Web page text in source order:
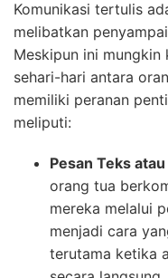
Komunikasi tertulis
melibatkan
Meskipun ini mungkin
sehari-hari antara
memiliki peranan
meliputi:
Pesan Teks
orang tua
mereka melalui
menjadi cara
terutama ketika